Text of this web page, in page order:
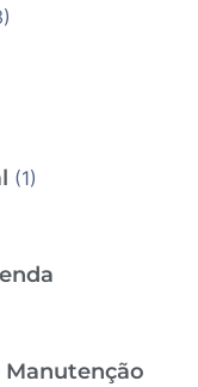
(1)